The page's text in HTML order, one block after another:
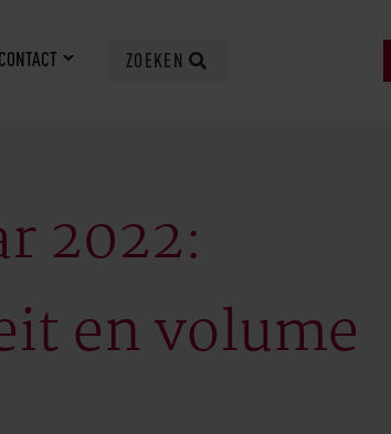
CONTACT ZOEKEN
2022:
en volume